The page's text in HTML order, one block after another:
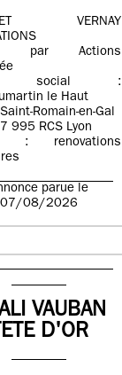
VERNAY
par Actions
social :
le Haut
Romain-en-Gal
995 RCS Lyon
: renovations
parue le
07/08/2026
VAUBAN
D'OR